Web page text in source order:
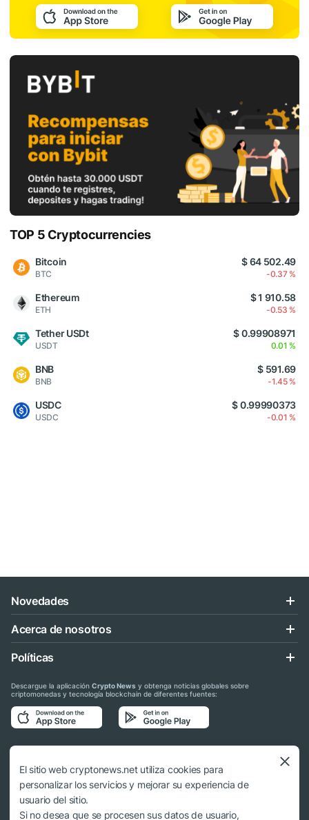
TOP 5 Cryptocurrencies
Bitcoin
BTC
$ 64 502.49
-0.37 %
Ethereum
ETH
$ 1 910.58
-0.53 %
Tether USDt
USDT
$ 0.99908971
0.01 %
BNB
BNB
$ 591.69
-1.45 %
USDC
USDC
$ 0.99990373
-0.01 %
Novedades
Acerca de nosotros
Políticas
Descargue la aplicación Crypto News y obtenga noticias globales sobre
criptomonedas y tecnología blockchain de diferentes fuentes:
Síganos en las redes sociales
El sitio web cryptonews.net utiliza cookies para
personalizar los servicios y mejorar su experiencia de
usuario del sitio.
Si no desea que se procesen sus datos de usuario,